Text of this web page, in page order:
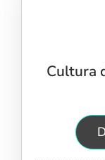
Cultura